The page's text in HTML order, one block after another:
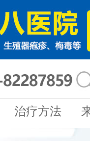
治疗方法